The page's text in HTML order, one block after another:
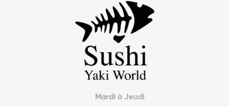
Mardi à Jeudi